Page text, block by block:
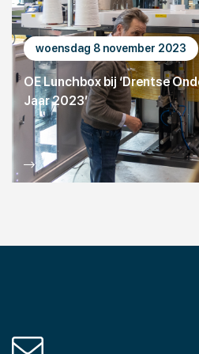
woensdag 8 november 2023
OE Lunchbox bij ‘Drentse
Jaar 2023’